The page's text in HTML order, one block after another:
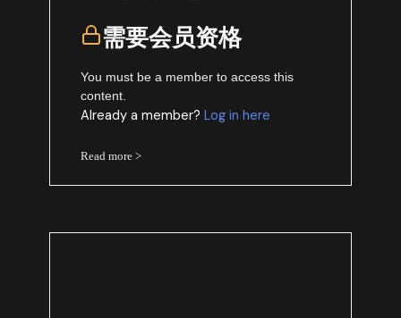
需要会员资格
You must be a member to access this
content.
Already a member?Log in here
Read more >